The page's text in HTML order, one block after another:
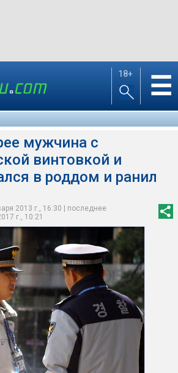
18+ ☰
мужчина с
винтовкой и
в роддом и ранил
2013 г., 16:30 | последнее
г., 10:21